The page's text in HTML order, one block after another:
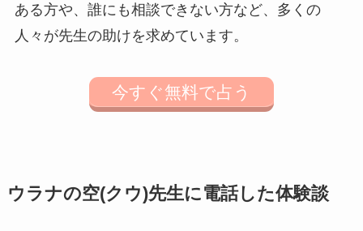
ある方や、誰にも相談できない方など、多くの
人々が先生の助けを求めています。
今すぐ無料で占う
ウラナの空(クウ)先生に電話した体験談